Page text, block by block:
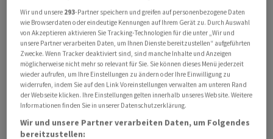
aus dem operativen Unternehmensgeschehen
zurückgezogen. Die Familie-Schaeffler gibt damit
zugunsten der Fusion mit Vitesco ein wichtiges Privileg
auf. «Wir bleiben weiterhin ein Familienunternehmen»,
sagte Georg Schaeffler auf einer ausserordentlichen
Hauptversammlung am Freitag. Die Zielsetzung sieht
vor, dass die Familie Schaeffler am künftig fusionierten
Unternehmen 70 Prozent der Aktien halten wird. 30
Prozent sollen in Streubesitz kommen.
Wir und unsere 293-Partner speichern und greifen auf personenbezogene Daten
wie Browserdaten oder eindeutige Kennungen auf Ihrem Gerät zu. Durch Auswahl
von Akzeptieren aktivieren Sie Tracking-Technologien für die unter „Wir und
unsere Partner verarbeiten Daten, um Ihnen Dienste bereitzustellen“ aufgeführten
Zwecke. Wenn Tracker deaktiviert sind, sind manche Inhalte und Anzeigen
möglicherweise nicht mehr so relevant für Sie. Sie können dieses Menü jederzeit
wieder aufrufen, um Ihre Einstellungen zu ändern oder Ihre Einwilligung zu
widerrufen, indem Sie auf den Link Voreinstellungen verwalten am unteren Rand
der Webseite klicken. Ihre Einstellungen gelten innerhalb unseres Website. Weitere
Informationen finden Sie in unserer Datenschutzerklärung.
Wir und unsere Partner verarbeiten Daten, um Folgendes
bereitzustellen: